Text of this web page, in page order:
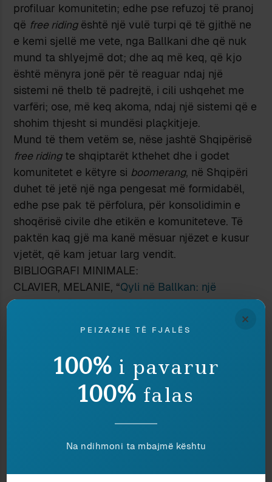
profiluar komunitetin; edhe pse refuzoj të pranoj
që free ridingështë një vulë turpi që të gjithë ne
e kemi sjellë me vete, nga Ballkani dhe që nuk
mund ta shlyejmë dot; dhe aq më keq, që kjo
është mënyra jonë për të reaguar ndaj një
sistemi në thelb të padrejtë, i cili ushqehet me
varfëri; ose, më keq akoma, ndaj një sistemi që e
shohim thjesht si mundësi plaçkitjeje.
Mund të them vetëm se, nëse jashtë Shqipërisë
free ridingte shqiptarët kthehet dhe i godet
komunitetet e këtyre si boomerang, në Shqipëri
duhet të jetë një nga pengesat më formidabël,
edhe pse pak të përfolura, për konsolidimin e
shoqërisë civile dhe etikën e komuniteteve. Të
paktën kaq gjë ma kanë mësuar njëzet e kusur
vjetët, që kam jetuar larg vendit.
BIBLIOGRAFI MINIMALE:
CLAVIER, MELANIE, “Qyli në Ballkan: një
perspektivë antropocentrike,”Analet e Shoqërisë
REVIEW BOMBING
In "Ekonomi"
×
PEIZAZHE TË FJALËS
100% i pavarur
100% falas
Na ndihmoni ta mbajmë kështu